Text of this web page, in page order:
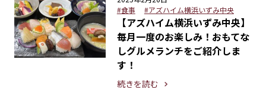
#食事
#アズハイム横浜いずみ中央
【アズハイム横浜いずみ中央】
毎月一度のお楽しみ！おもてな
しグルメランチをご紹介しま
す！
続きを読む